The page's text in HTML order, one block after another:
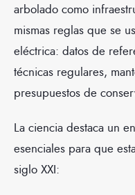
arbolado como
mismas reglas que se
eléctrica: datos de
técnicas regulares,
presupuestos de
La ciencia destaca un
esenciales para que
siglo XXI: